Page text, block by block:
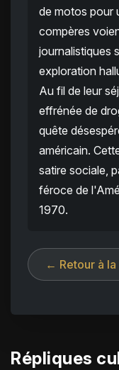
de motos pour
compères
journalistiques
exploration
Au fil de leur
effrénée de
quête
américain.
satire sociale,
féroce de
1970.
← Retour à
Répliques